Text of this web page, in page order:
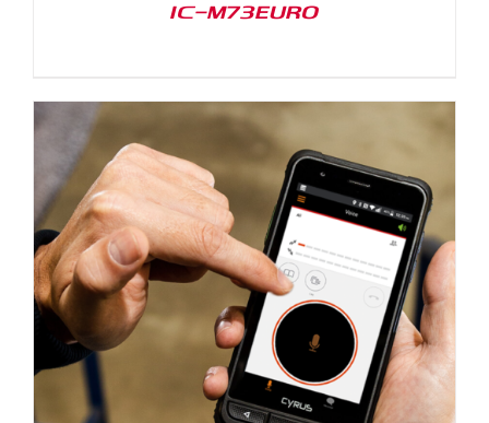
IC-M73EURO